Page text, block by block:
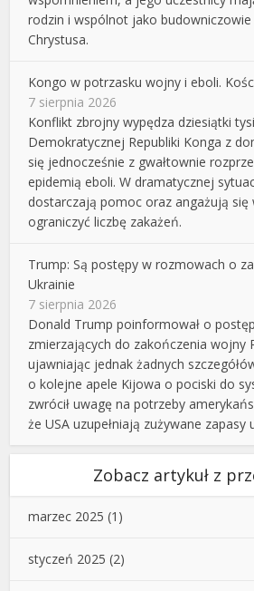
rodzin i wspólnot jako
Chrystusa.
Kongo w potrzasku wojny i eboli.
7 sierpnia 2026
Konflikt zbrojny wypędza dziesiątki
Demokratycznej Republiki Konga z
się jednocześnie z gwałtownie
epidemią eboli. W dramatycznej
dostarczają pomoc oraz angażują się
ograniczyć liczbę zakażeń.
Trump: Są postępy w rozmowach o
Ukrainie
7 sierpnia 2026
Donald Trump poinformował o
zmierzających do zakończenia wojny
ujawniając jednak żadnych
o kolejne apele Kijowa o pociski do
zwrócił uwagę na potrzeby
że USA uzupełniają zużywane zapasy
Zobacz artykuł z
marzec 2025 (1)
styczeń 2025 (2)